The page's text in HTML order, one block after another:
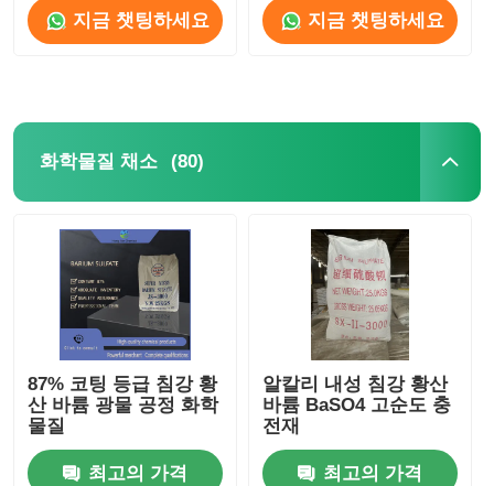
지금 챗팅하세요 지금 챗팅하세요
화학물질 채소 (80)
87% 코팅 등급 침강 황
산 바륨 광물 공정 화학
물질
최고의 가격
알칼리 내성 침강 황산
바륨 BaSO4 고순도 충
전재
최고의 가격